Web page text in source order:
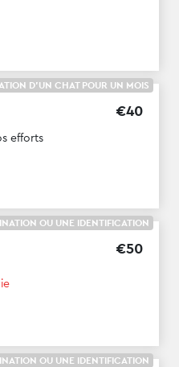
€40
efforts
D'UN CHAT POUR UN MOIS
€50
OU UNE IDENTIFICATION
OU UNE IDENTIFICATION